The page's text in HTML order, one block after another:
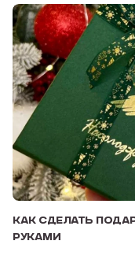
КАК СДЕЛАТЬ
РУКАМИ